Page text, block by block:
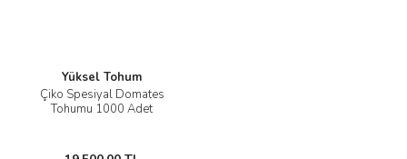
Yüksel Tohum
Çiko Spesiyal Domates
Tohumu 1000 Adet